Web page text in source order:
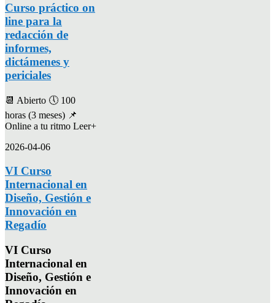
Curso práctico on
line para la
redacción de
informes,
dictámenes y
periciales
📆 Abierto 🕔 100
horas (3 meses) 📌
Online a tu ritmo Leer+
2026-04-06
VI Curso
Internacional en
Diseño, Gestión e
Innovación en
Regadío
VI Curso
Internacional en
Diseño, Gestión e
Innovación en